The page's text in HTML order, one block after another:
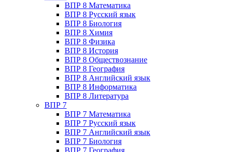
ВПР 8 Математика
ВПР 8 Русский язык
ВПР 8 Биология
ВПР 8 Химия
ВПР 8 Физика
ВПР 8 История
ВПР 8 Обществознание
ВПР 8 География
ВПР 8 Английский язык
ВПР 8 Информатика
ВПР 8 Литература
ВПР 7
ВПР 7 Математика
ВПР 7 Русский язык
ВПР 7 Английский язык
ВПР 7 Биология
ВПР 7 География